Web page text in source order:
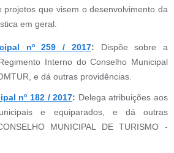
projetos que visem o desenvolvimento da
em geral.
nº 259 / 2017: Dispõe sobre a
Interno doConselho Municipal
e dá outras providências.
nº 182 / 2017: Delega atribuições aos
e equiparados, e dáoutras
MUNICIPAL DE TURISMO -